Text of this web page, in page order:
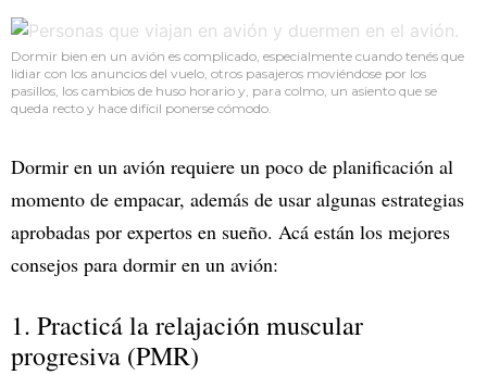
Dormir bien en un avión es complicado, especialmente cuando tenés que
lidiar con los anuncios del vuelo, otros pasajeros moviéndose por los
pasillos, los cambios de huso horario y, para colmo, un asiento que se
queda recto y hace difícil ponerse cómodo.
Dormir en un avión requiere un poco de planificación al
momento de empacar, además de usar algunas estrategias
aprobadas por expertos en sueño. Acá están los mejores
consejos para dormir en un avión:
1. Practicá la relajación muscular
progresiva (PMR)